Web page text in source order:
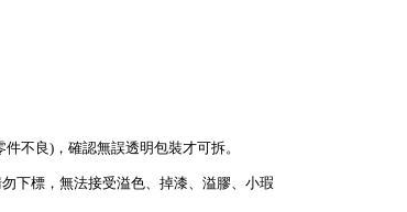
不良)，確認無誤透明包裝才可拆。
下標，無法接受溢色、掉漆、溢膠、小瑕